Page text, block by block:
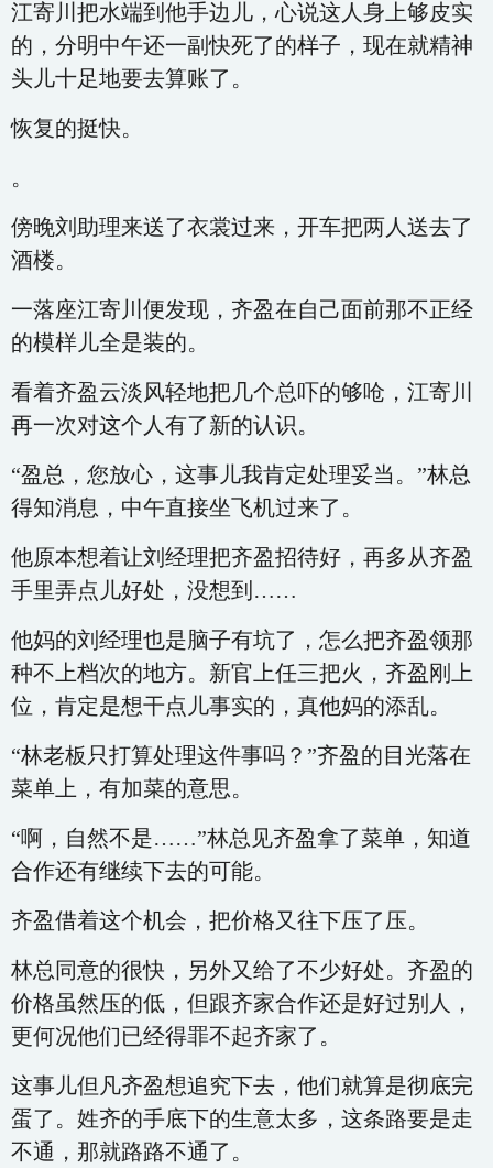
江寄川把水端到他手边儿，心说这人身上够皮实
的，分明中午还一副快死了的样子，现在就精神
头儿十足地要去算账了。
恢复的挺快。
。
傍晚刘助理来送了衣裳过来，开车把两人送去了
酒楼。
一落座江寄川便发现，齐盈在自己面前那不正经
的模样儿全是装的。
看着齐盈云淡风轻地把几个总吓的够呛，江寄川
再一次对这个人有了新的认识。
“盈总，您放心，这事儿我肯定处理妥当。”林总
得知消息，中午直接坐飞机过来了。
他原本想着让刘经理把齐盈招待好，再多从齐盈
手里弄点儿好处，没想到……
他妈的刘经理也是脑子有坑了，怎么把齐盈领那
种不上档次的地方。新官上任三把火，齐盈刚上
位，肯定是想干点儿事实的，真他妈的添乱。
“林老板只打算处理这件事吗？”齐盈的目光落在
菜单上，有加菜的意思。
“啊，自然不是……”林总见齐盈拿了菜单，知道
合作还有继续下去的可能。
齐盈借着这个机会，把价格又往下压了压。
林总同意的很快，另外又给了不少好处。齐盈的
价格虽然压的低，但跟齐家合作还是好过别人，
更何况他们已经得罪不起齐家了。
这事儿但凡齐盈想追究下去，他们就算是彻底完
蛋了。姓齐的手底下的生意太多，这条路要是走
不通，那就路路不通了。